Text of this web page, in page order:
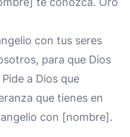
con tus seres
para que Dios
a Dios que
que tienes en
con [nombre].